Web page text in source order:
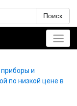
Поиск
и
по низкой цене в